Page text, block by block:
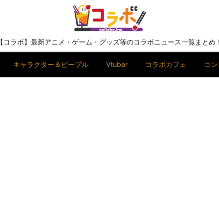
【コラボ】最新アニメ・ゲーム・グッズ等のコラボニュース一覧まとめ！
キャラクター＆ピープル Vtuber コラボカフェ コ